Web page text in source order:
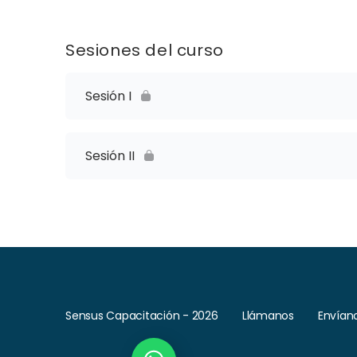
Sesiones del curso
Sesión I
Sesión II
Sensus Capacitación - 2026 Llámanos